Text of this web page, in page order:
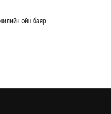
ойн баяр
гийн анхны мэдээ дамжуулсан